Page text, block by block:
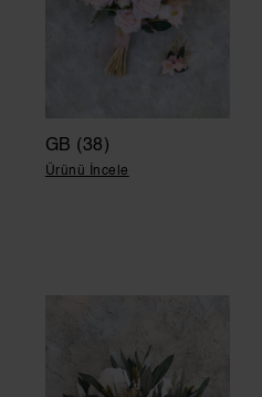
GB (38)
Ürünü İncele